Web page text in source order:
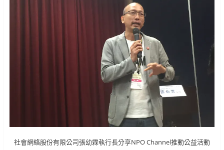
社會網絡股份有限公司張幼霖執行長分享NPO Channel推動公益活動